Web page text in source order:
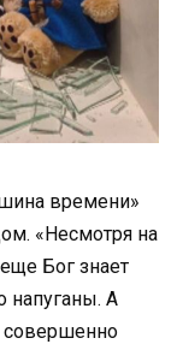
времени»
«Несмотря на
Бог знает
напуганы. А
совершенно